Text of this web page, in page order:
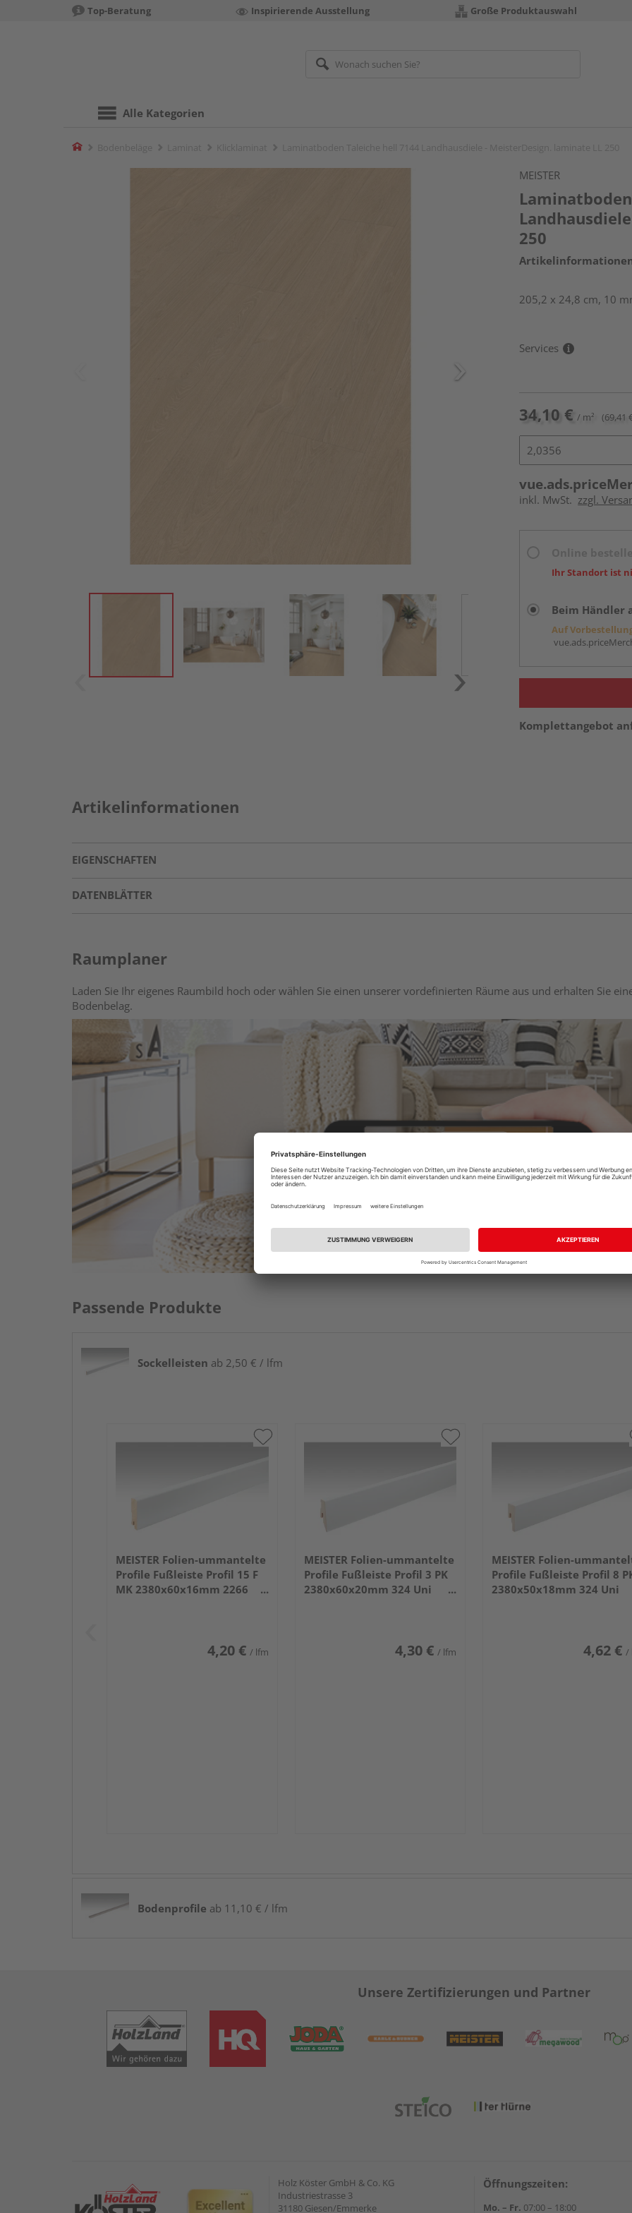
Top-Beratung Inspirierende Ausstellung Große Produktauswahl
Alle Kategorien
Home
MEISTER
250
205,2 x 24,8 cm, 10
Services
34,10 € / m² (69,41
inkl. MwSt. zzgl.
Ihr Standort ist
Beim Händler
Auf
Komplettangebot
Artikelinformationen
EIGENSCHAFTEN
DATENBLÄTTER
Raumplaner
Laden Sie Ihr eigenes Raumbild hoch oder wählen Sie einen unserer vordefinierten Räume aus und erhalten Sie
Bodenbelag.
Passende Produkte
Sockelleisten ab 2,50 € / lfm
MEISTER Folien-ummantelte
Profile Fußleiste Profil 15 F
MK 2380x60x16mm 2266
4,20 € / lfm
MEISTER Folien-ummantelte
Profile Fußleiste Profil 3 PK
2380x60x20mm 324 Uni
4,30 € / lfm
MEISTER Folien-
Profile Fußleiste Profil 8
2380x50x18mm 324 Uni
4,62 € /
Bodenprofile ab 11,10 € / lfm
Unsere Zertifizierungen und Partner
Holz Köster GmbH & Co. KG
Industriestrasse 3
31180 Giesen/Emmerke
Öffnungszeiten:
Mo. – Fr. 07:00 – 18:00